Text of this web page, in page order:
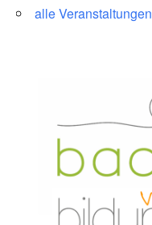
alle Veranstaltungen